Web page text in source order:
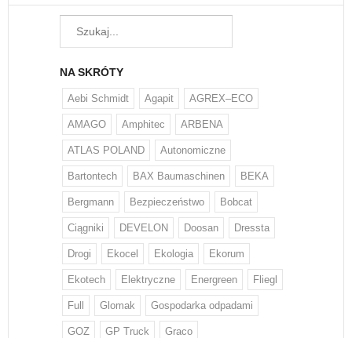
NA SKRÓTY
Aebi Schmidt Agapit AGREX–ECO
AMAGO Amphitec ARBENA
ATLAS POLAND Autonomiczne
Bartontech BAX Baumaschinen BEKA
Bergmann Bezpieczeństwo Bobcat
Ciągniki DEVELON Doosan Dressta
Drogi Ekocel Ekologia Ekorum
Ekotech Elektryczne Energreen Fliegl
Full Glomak Gospodarka odpadami
GOZ GP Truck Graco